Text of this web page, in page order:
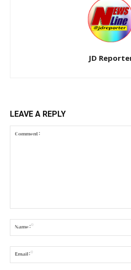
JD
LEAVE A REPLY